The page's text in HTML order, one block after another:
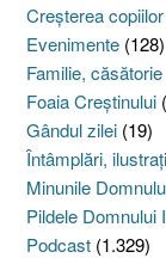
Creşterea copiilor
Evenimente (128)
Familie, căsătorie
Foaia Creştinului
Gândul zilei (19)
Întâmplări,
Minunile
Pildele Domnului
Podcast (1.329)